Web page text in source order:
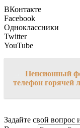
ВКонтакте
Facebook
Одноклассники
Twitter
YouTube
Пенсионный
телефон горячей
Задайте свой